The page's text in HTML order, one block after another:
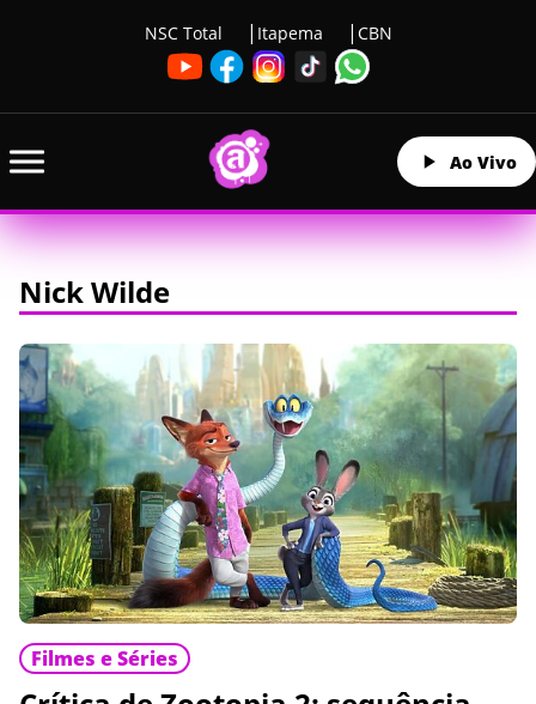
NSC Total Itapema CBN
Ao Vivo
Nick Wilde
Filmes e Séries